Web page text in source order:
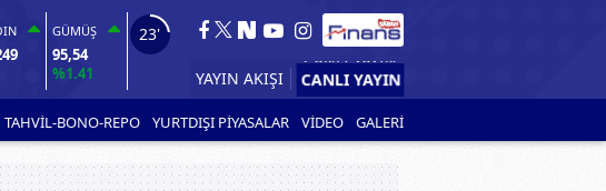
GÜMÜŞ
95,54
%1.41
21'
YAYIN AKIŞI
CANLI YAYIN
TAHVİL-BONO-REPO YURTDIŞI PİYASALAR VİDEO GALERİ